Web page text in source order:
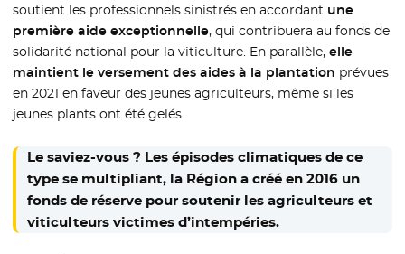
soutient les professionnels sinistrés en accordant une
première aide exceptionnelle, qui contribuera au fonds de
solidarité national pour la viticulture. En parallèle,elle
maintient le versement des aides à la plantation prévues
en 2021 en faveur des jeunes agriculteurs, même si les
jeunes plants ont été gelés.
Le saviez-vous ? Les épisodes climatiques de ce
type se multipliant, la Région a créé en 2016 un
fonds de réserve pour soutenir les agriculteurs et
viticulteurs victimes d’intempéries.